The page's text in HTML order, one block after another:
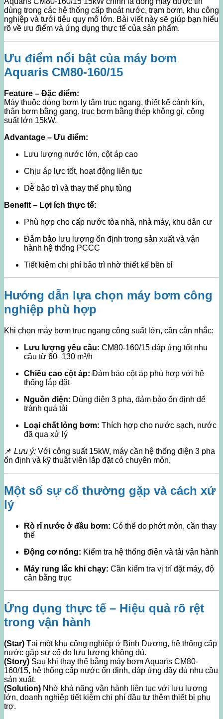
dùng trong các hệ thống cấp thoát nước, trạm bơm, khu công
nghiệp và tưới tiêu quy mô lớn. Bài viết này sẽ giúp bạn hiểu
rõ về ưu điểm và ứng dụng thực tế của sản phẩm.
Ưu điểm nổi bật của máy bơm
Aquaris CM80-160/15
Feature – Đặc điểm:
Máy thuộc dòng bơm ly tâm trục ngang, thiết kế cánh kín,
thân bơm bằng gang, trục bơm bằng thép không gỉ, công
suất lớn 15kW.
Advantage – Ưu điểm:
Lưu lượng nước lớn, cột áp cao
Chịu áp lực tốt, hoạt động liên tục
Dễ bảo trì và thay thế phụ tùng
Benefit – Lợi ích thực tế:
Phù hợp cho cấp nước tòa nhà, nhà máy, khu dân cư
Đảm bảo lưu lượng ổn định trong sản xuất và vận
hành hệ thống PCCC
Tiết kiệm chi phí bảo trì nhờ thiết kế bền bỉ
Hướng dẫn lựa chọn máy bơm công
nghiệp phù hợp
Khi chọn máy bơm trục ngang công suất lớn, cần cân nhắc:
Lưu lượng yêu cầu: CM80-160/15 đáp ứng tốt nhu
cầu từ 60–130 m³/h
Chiều cao cột áp: Đảm bảo cột áp phù hợp với hệ
thống lắp đặt
Nguồn điện: Dùng điện 3 pha, đảm bảo ổn định để
tránh quá tải
Loại chất lỏng bơm: Thích hợp cho nước sạch, nước
đã qua xử lý
📌 Lưu ý: Với công suất 15kW, máy cần hệ thống điện 3 pha
ổn định và kỹ thuật viên lắp đặt có chuyên môn.
Một số sự cố thường gặp và cách xử
lý
Rò rỉ nước ở đầu bơm: Có thể do phớt mòn, cần thay
thế
Động cơ nóng: Kiểm tra hệ thống điện và tải vận hành
Máy rung lắc khi chạy: Cần kiểm tra vị trí đặt máy, độ
cân bằng trục
Ứng dụng thực tế – Hiệu quả rõ rệt
trong vận hành
(Star) Tại một khu công nghiệp ở Bình Dương, hệ thống cấp
nước gặp sự cố do lưu lượng không đủ.
(Story) Sau khi thay thế bằng máy bơm Aquaris CM80-
160/15, hệ thống cấp nước ổn định, đáp ứng đầy đủ nhu cầu
sản xuất.
(Solution) Nhờ khả năng vận hành liên tục với lưu lượng
lớn, doanh nghiệp tiết kiệm chi phí đầu tư thêm thiết bị phụ
trợ.